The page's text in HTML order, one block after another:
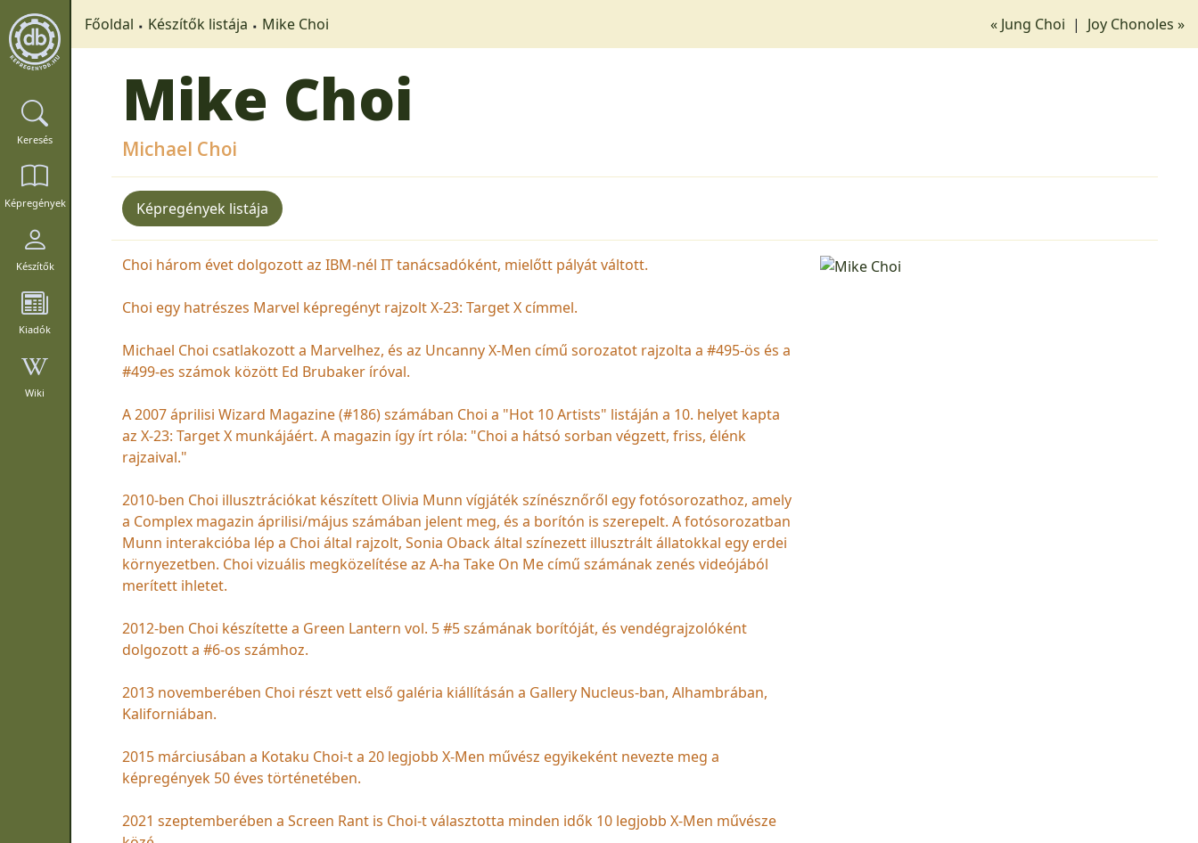
Keresés
Képregények
Készítők
Kiadók
Wiki
Főoldal Készítők listája Mike Choi « Jung Choi | Joy Chonoles »
Mike Choi
Michael Choi
Képregények listája
Choi három évet dolgozott az IBM-nél IT tanácsadóként, mielőtt pályát váltott.
Choi egy hatrészes Marvel képregényt rajzolt X-23: Target X címmel.
Michael Choi csatlakozott a Marvelhez, és az Uncanny X-Men című sorozatot rajzolta a #495-ös és a
#499-es számok között Ed Brubaker íróval.
A 2007 áprilisi Wizard Magazine (#186) számában Choi a "Hot 10 Artists" listáján a 10. helyet kapta
az X-23: Target X munkájáért. A magazin így írt róla: "Choi a hátsó sorban végzett, friss, élénk
rajzaival."
2010-ben Choi illusztrációkat készített Olivia Munn vígjáték színésznőről egy fotósorozathoz, amely
a Complex magazin áprilisi/május számában jelent meg, és a borítón is szerepelt. A fotósorozatban
Munn interakcióba lép a Choi által rajzolt, Sonia Oback által színezett illusztrált állatokkal egy erdei
környezetben. Choi vizuális megközelítése az A-ha Take On Me című számának zenés videójából
merített ihletet.
2012-ben Choi készítette a Green Lantern vol. 5 #5 számának borítóját, és vendégrajzolóként
dolgozott a #6-os számhoz.
2013 novemberében Choi részt vett első galéria kiállításán a Gallery Nucleus-ban, Alhambrában,
Kaliforniában.
2015 márciusában a Kotaku Choi-t a 20 legjobb X-Men művész egyikeként nevezte meg a
képregények 50 éves történetében.
2021 szeptemberében a Screen Rant is Choi-t választotta minden idők 10 legjobb X-Men művésze